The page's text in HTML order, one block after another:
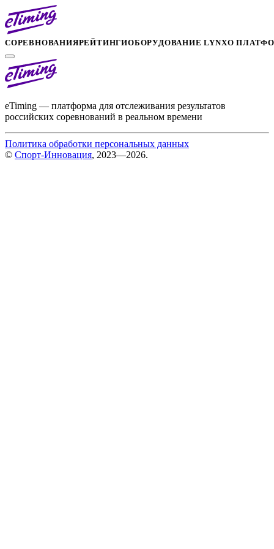
СОРЕВНОВАНИЯРЕЙТИНГИОБОРУДОВАНИЕ LYNXО
eTiming — платформа для отслеживания результатов
российских соревнований в реальном времени
Политика обработки персональных данных
© Спорт-Инновация, 2023—2026.